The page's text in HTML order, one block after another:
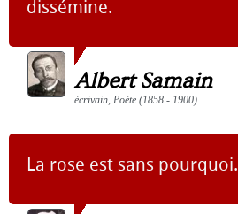
dissémine.
Albert Samain
écrivain, Poète (1858 - 1900)
La rose est sans pourquoi.